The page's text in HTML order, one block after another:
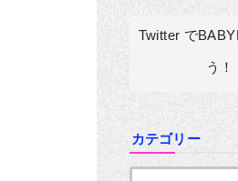
Twitter で
う！
カテゴリー